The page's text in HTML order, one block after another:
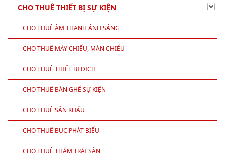
CHO THUÊ THIẾT BỊ SỰ KIỆN
CHO THUÊ ÂM THANH ÁNH SÁNG
CHO THUÊ MÁY CHIẾU, MÀN CHIẾU
CHO THUÊ THIẾT BỊ DỊCH
CHO THUÊ BÀN GHẾ SỰ KIỆN
CHO THUÊ SÂN KHẤU
CHO THUÊ BỤC PHÁT BIỂU
CHO THUÊ THẢM TRẢI SÀN